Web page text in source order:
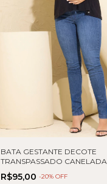
BATA GESTANTE DECOTE
TRANSPASSADO CANELADA
R$95,00 -20% OFF